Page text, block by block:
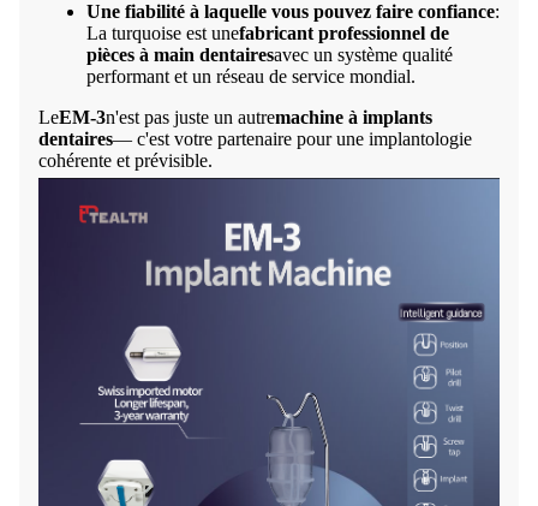
Une fiabilité à laquelle vous pouvez faire confiance:
La turquoise est unefabricant professionnel de
pièces à main dentairesavec un système qualité
performant et un réseau de service mondial.
LeEM-3n'est pas juste un autremachine à implants
dentaires— c'est votre partenaire pour une implantologie
cohérente et prévisible.